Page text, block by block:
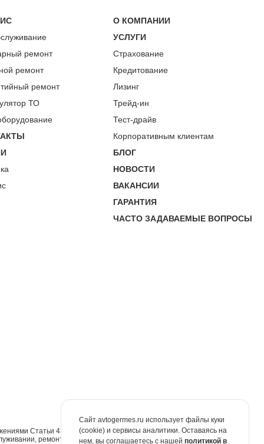
ремонт
ремонт
ремонт
ТО
О КОМПАНИИ
УСЛУГИ
Страхование
Кредитование
Лизинг
Трейд-ин
Тест-драйв
Корпоративным клиентам
БЛОГ
НОВОСТИ
ВАКАНСИИ
ГАРАНТИЯ
ЧАСТО ЗАДАВАЕМЫЕ ВОПРОСЫ
Статьи 437 Гражданского кодекса Российской Федерации. Для
ремонте и запасных частях обращайтесь в автосалоны
Сайт avtogermes.ru использует файлы куки
(cookie) и сервисы аналитики. Оставаясь на
нем, вы соглашаетесь с нашей политикой в